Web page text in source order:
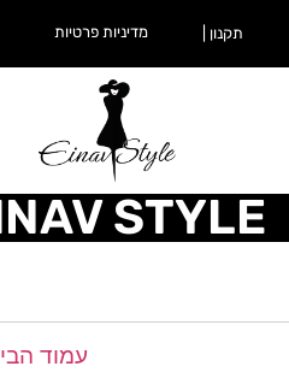
תקנון | מדיניות פרטיות
STYLE
עמוד